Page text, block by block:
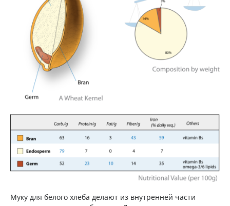
Муку для белого хлеба делают из внутренней части